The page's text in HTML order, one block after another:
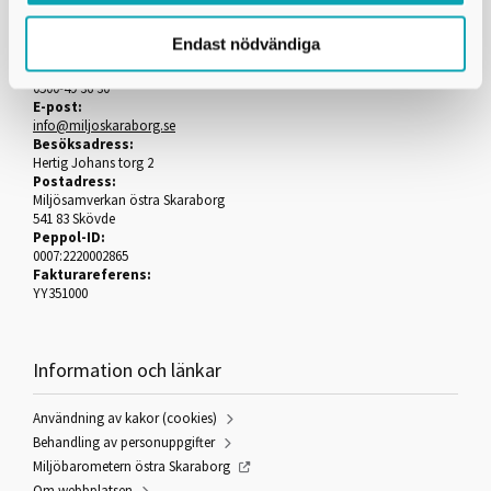
Endast nödvändiga
Miljösamverkan östra Skaraborg
Telefon:
0500-49 36 30
E-post:
info@miljoskaraborg.se
Besöksadress:
Hertig Johans torg 2
Postadress:
Miljösamverkan östra Skaraborg
541 83 Skövde
Peppol-ID:
0007:2220002865
Fakturareferens:
YY351000
Information och länkar
Användning av kakor (cookies)
Behandling av personuppgifter
Miljöbarometern östra Skaraborg